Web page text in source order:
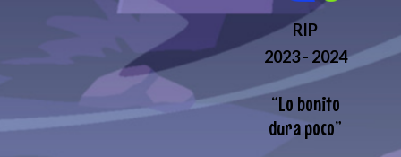
RIP
2023 - 2024
“Lo bonito
dura poco”